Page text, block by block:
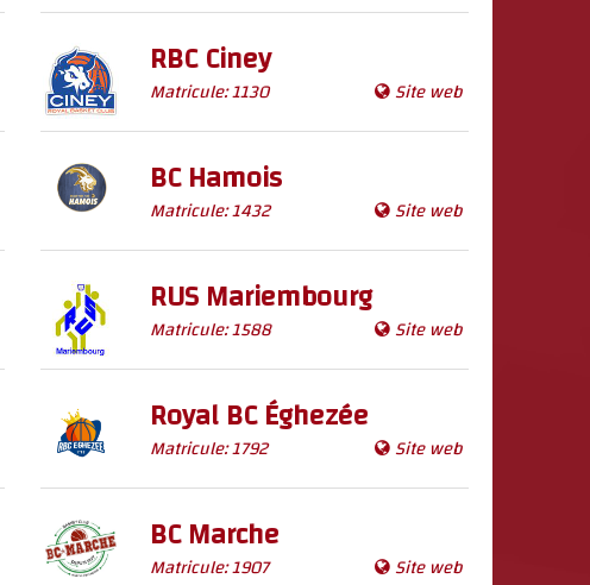
RBC Ciney
Matricule: 1130 Site web
BC Hamois
Matricule: 1432 Site web
RUS Mariembourg
Matricule: 1588 Site web
Royal BC Éghezée
Matricule: 1792 Site web
BC Marche
Matricule: 1907 Site web